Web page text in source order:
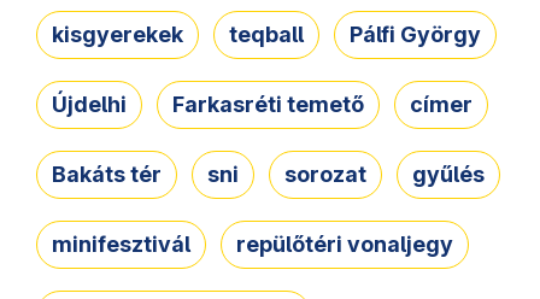
kisgyerekek teqball Pálfi György
Újdelhi Farkasréti temető címer
Bakáts tér sni sorozat gyűlés
minifesztivál repülőtéri vonaljegy